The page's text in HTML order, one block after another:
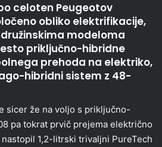
celoten Peugeotov
obliko elektrifikacije,
modeloma
priključno-hibridne
prehoda na elektriko,
hibridni sistem z 48-
sicer že na voljo s priključno-
pa tokrat prvič prejema električno
1,2-litrski trivaljni PureTech